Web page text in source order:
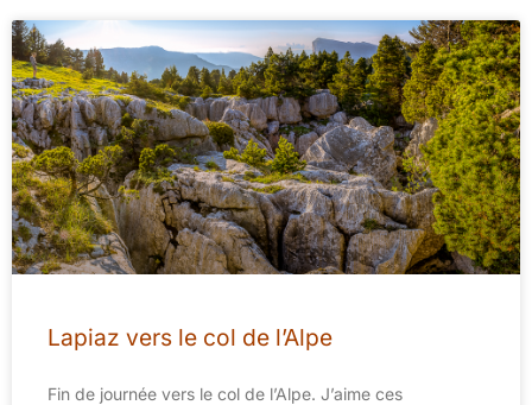
Lapiaz vers le col de l’Alpe
Fin de journée vers le col de l’Alpe. J’aime ces